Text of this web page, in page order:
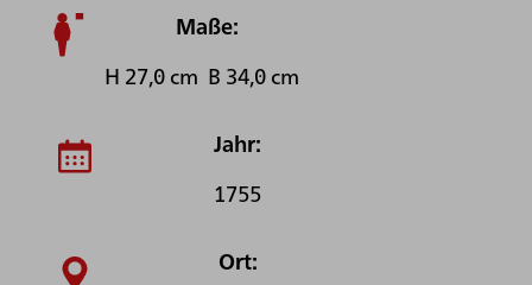
Maße:
H 27,0 cm B 34,0 cm
Jahr:
1755
Ort: